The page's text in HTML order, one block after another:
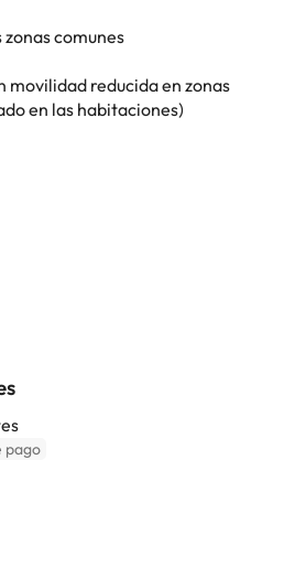
comunes
movilidad reducida en zonas
en las habitaciones)
pago